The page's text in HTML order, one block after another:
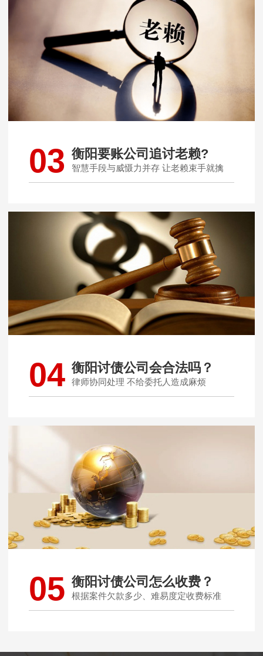
03 衡阳要账公司追讨老赖?
智慧手段与威慑力并存 让老赖束手就擒
04 衡阳讨债公司会合法吗？
律师协同处理 不给委托人造成麻烦
05 衡阳讨债公司怎么收费？
根据案件欠款多少、难易度定收费标准